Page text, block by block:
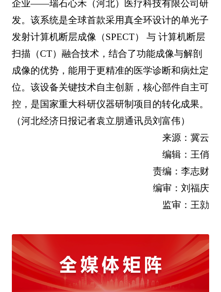
企业——瑞石心禾（河北）医疗科技有限公司研
发。该系统是全球首款采用真全环设计的单光子
发射计算机断层成像（SPECT） 与 计算机断层
扫描（CT）融合技术，结合了功能成像与解剖
成像的优势，能用于更精准的医学诊断和病灶定
位。该设备关键技术自主创新，核心部件自主可
控，是国家重大科研仪器研制项目的转化成果。
（河北经济日报记者袁立朋通讯员刘富伟）
来源：冀云
编辑：王俏
责编：李志财
编审：刘福庆
监审：王勍